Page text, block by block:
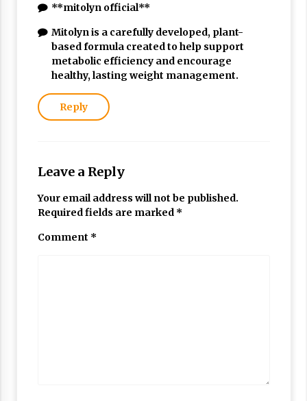
**mitolyn official**
Mitolyn is a carefully developed, plant-
based formula created to help support
metabolic efficiency and encourage
healthy, lasting weight management.
Reply
Leave a Reply
Your email address will not be published.
Required fields are marked *
Comment *